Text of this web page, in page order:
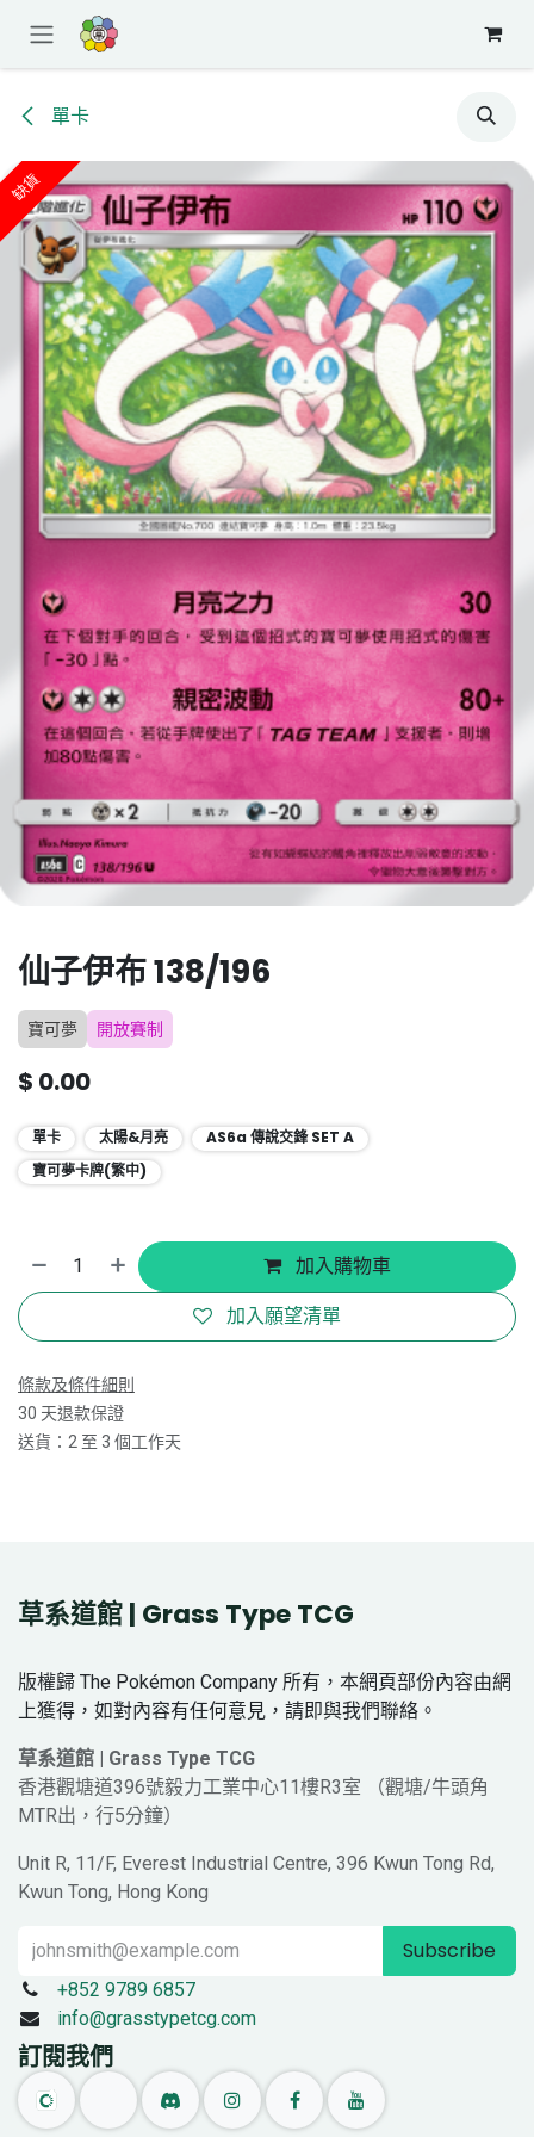
單卡
缺貨
仙子伊布 138/196
寶可夢 開放賽制
$ 0.00
單卡 太陽&月亮
AS6a 傳說交鋒 SET A
寶可夢卡牌(繁中)
加入購物車
加入願望清單
條款及條件細則
30 天退款保證
送貨：2 至 3 個工作天
草系道館 | Grass Type TCG
版權歸 The Pokémon Company 所有，本網頁部份內容由網
上獲得，如對內容有任何意見，請即與我們聯絡。
草系道館 | Grass Type TCG
香港觀塘道396號毅力工業中心11樓R3室 （觀塘/牛頭角
MTR出，行5分鐘）
Unit R, 11/F, Everest Industrial Centre, 396 Kwun Tong Rd,
Kwun Tong, Hong Kong
Subscribe
+852 9789 6857
info@grasstypetcg.com
訂閱我們